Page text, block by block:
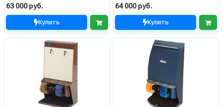
63 000 руб.
Купить
64 000 руб.
Купить